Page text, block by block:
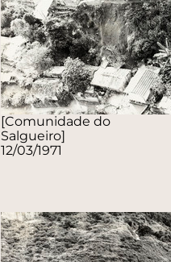
[Comunidade do
Salgueiro]
12/03/1971